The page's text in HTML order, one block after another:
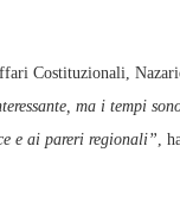
Costituzionali,
ma i tempi
e ai pareri regionali”,